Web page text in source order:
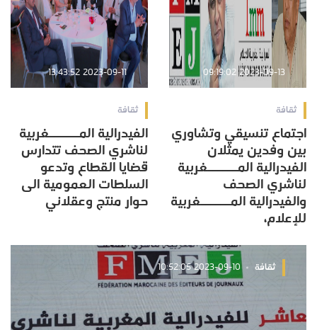
2023-09-13 09:19:02
ثقافة
اجتماع تنسيقي وتشاوري
بين وفدين يمثلان
الفيدرالية المــــــغربية
لناشري الصحف
والفيدرالية المــــــغربية
للإعلام،
2023-09-11 13:43:52
ثقافة
الفيدرالية المــــــغربية
لناشري الصحف تتدارس
قضايا القطاع وتدعو
السلطات العمومية الى
حوار منتج وعقلاني
ثقافة 2023-09-10 10:52:05